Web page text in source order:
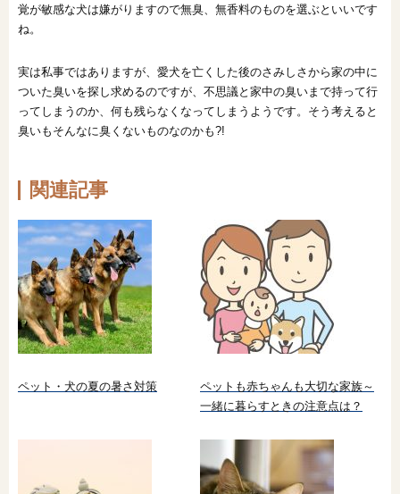
覚が敏感な犬は嫌がりますので無臭、無香料のものを選ぶといいです
ね。
実は私事ではありますが、愛犬を亡くした後のさみしさから家の中に
ついた臭いを探し求めるのですが、不思議と家中の臭いまで持って行
ってしまうのか、何も残らなくなってしまうようです。そう考えると
臭いもそんなに臭くないものなのかも?!
関連記事
ペット・犬の夏の暑さ対策
ペットも赤ちゃんも大切な家族～
一緒に暮らすときの注意点は？